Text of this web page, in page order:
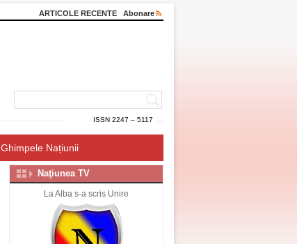
ARTICOLE RECENTE Abonare
ISSN 2247 – 5117
Ghimpele Națiunii
Naţiunea TV
La Alba s-a scris Unire